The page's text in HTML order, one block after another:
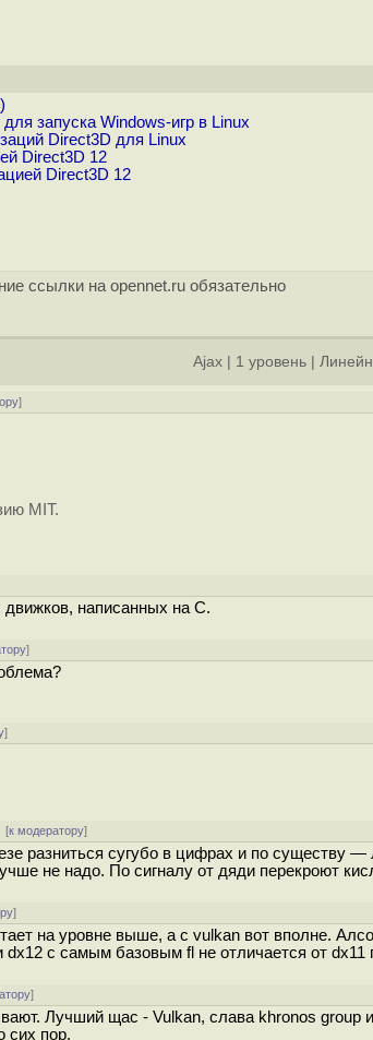
)
запуска Windows-игр в Linux
Direct3D для Linux
Direct3D 12
Direct3D 12
ссылки на opennet.ru обязательно
Ajax 1 уровень
]
MIT.
написанных на С.
]
]
к модератору]
разниться сугубо в цифрах и по существу —
не надо. По сигналу от дяди перекроют
]
на уровне выше, а с vulkan вот вполне.
с самым базовым fl не отличается от dx11
]
Лучший щас - Vulkan, слава khronos group
сих пор.